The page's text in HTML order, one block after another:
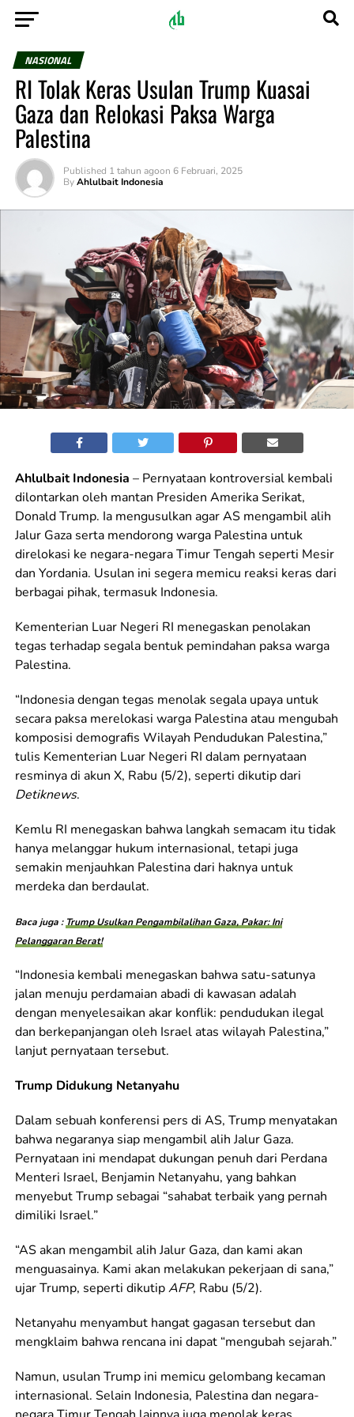
NASIONAL
RI Tolak Keras Usulan Trump Kuasai
Gaza dan Relokasi Paksa Warga
Palestina
Published 1 tahun agoon 6 Februari, 2025
By Ahlulbait Indonesia
Ahlulbait Indonesia – Pernyataan kontroversial kembali
dilontarkan oleh mantan Presiden Amerika Serikat,
Donald Trump. Ia mengusulkan agar AS mengambil alih
Jalur Gaza serta mendorong warga Palestina untuk
direlokasi ke negara-negara Timur Tengah seperti Mesir
dan Yordania. Usulan ini segera memicu reaksi keras dari
berbagai pihak, termasuk Indonesia.
Kementerian Luar Negeri RI menegaskan penolakan
tegas terhadap segala bentuk pemindahan paksa warga
Palestina.
“Indonesia dengan tegas menolak segala upaya untuk
secara paksa merelokasi warga Palestina atau mengubah
komposisi demografis Wilayah Pendudukan Palestina,”
tulis Kementerian Luar Negeri RI dalam pernyataan
resminya di akun X, Rabu (5/2), seperti dikutip dari
Detiknews.
Kemlu RI menegaskan bahwa langkah semacam itu tidak
hanya melanggar hukum internasional, tetapi juga
semakin menjauhkan Palestina dari haknya untuk
merdeka dan berdaulat.
Baca juga : Trump Usulkan Pengambilalihan Gaza, Pakar: Ini
Pelanggaran Berat!
“Indonesia kembali menegaskan bahwa satu-satunya
jalan menuju perdamaian abadi di kawasan adalah
dengan menyelesaikan akar konflik: pendudukan ilegal
dan berkepanjangan oleh Israel atas wilayah Palestina,”
lanjut pernyataan tersebut.
Trump Didukung Netanyahu
Dalam sebuah konferensi pers di AS, Trump menyatakan
bahwa negaranya siap mengambil alih Jalur Gaza.
Pernyataan ini mendapat dukungan penuh dari Perdana
Menteri Israel, Benjamin Netanyahu, yang bahkan
menyebut Trump sebagai “sahabat terbaik yang pernah
dimiliki Israel.”
“AS akan mengambil alih Jalur Gaza, dan kami akan
menguasainya. Kami akan melakukan pekerjaan di sana,”
ujar Trump, seperti dikutipAFP, Rabu (5/2).
Netanyahu menyambut hangat gagasan tersebut dan
mengklaim bahwa rencana ini dapat “mengubah sejarah.”
Namun, usulan Trump ini memicu gelombang kecaman
internasional. Selain Indonesia, Palestina dan negara-